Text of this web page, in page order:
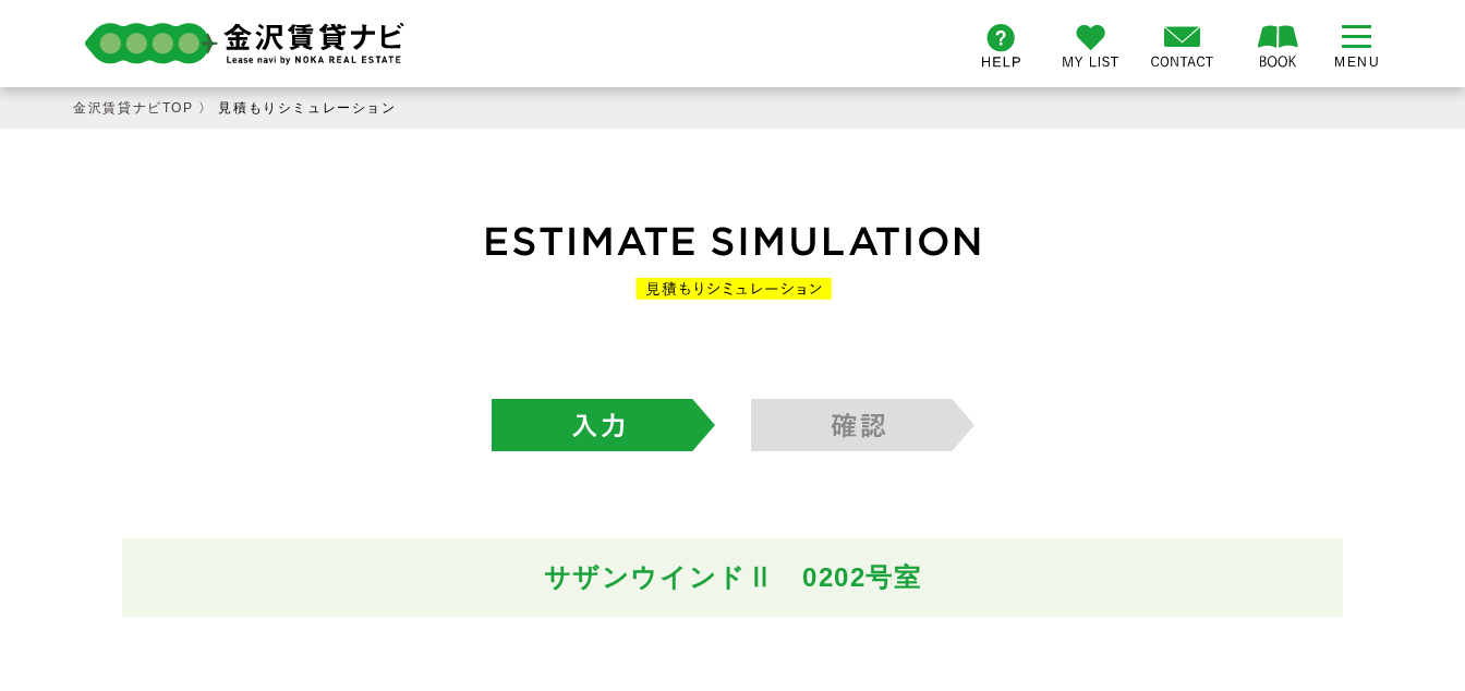
金沢賃貸ナビTOP 〉 見積もりシミュレーション
サザンウインドⅡ 0202号室